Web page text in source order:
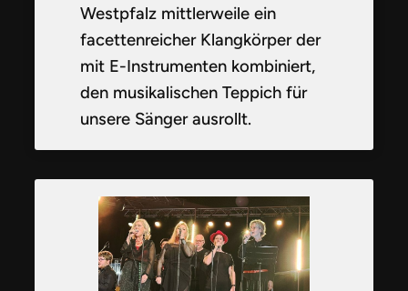
Westpfalz mittlerweile ein
facettenreicher Klangkörper der
mit E-Instrumenten kombiniert,
den musikalischen Teppich für
unsere Sänger ausrollt.